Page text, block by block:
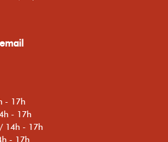
- 17h
- 17h
14h - 17h